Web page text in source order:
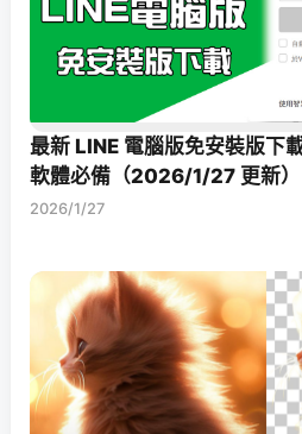
最新 LINE 電腦版免安裝版下
軟體必備（2026/1/27 更新）
2026/1/27